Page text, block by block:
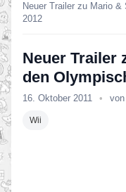
Neuer Trailer zu Mario
2012
Neuer Trailer
den
16. Oktober 2011 • von
Wii